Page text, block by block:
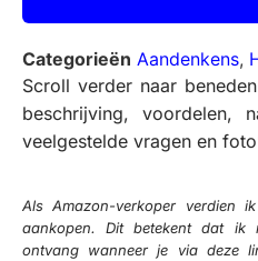
Categorieën Aandenkens,
Scroll verder naar
beschrijving, voordelen,
veelgestelde vragen en
Als Amazon-verkoper verdien
aankopen. Dit betekent dat ik
ontvang wanneer je via deze